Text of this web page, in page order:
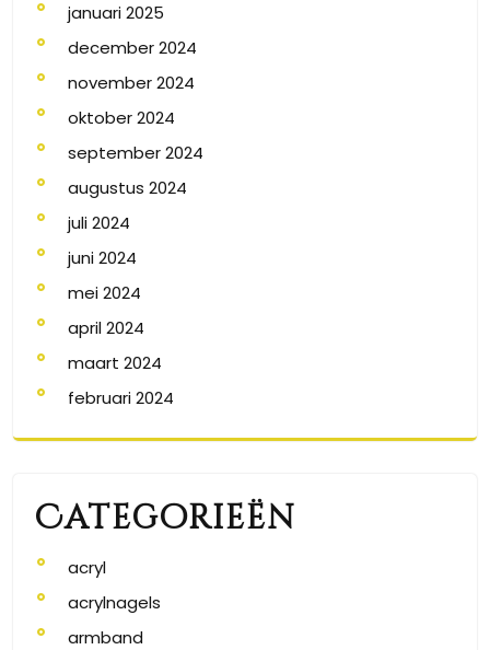
januari 2025
december 2024
november 2024
oktober 2024
september 2024
augustus 2024
juli 2024
juni 2024
mei 2024
april 2024
maart 2024
februari 2024
Categorieën
acryl
acrylnagels
armband